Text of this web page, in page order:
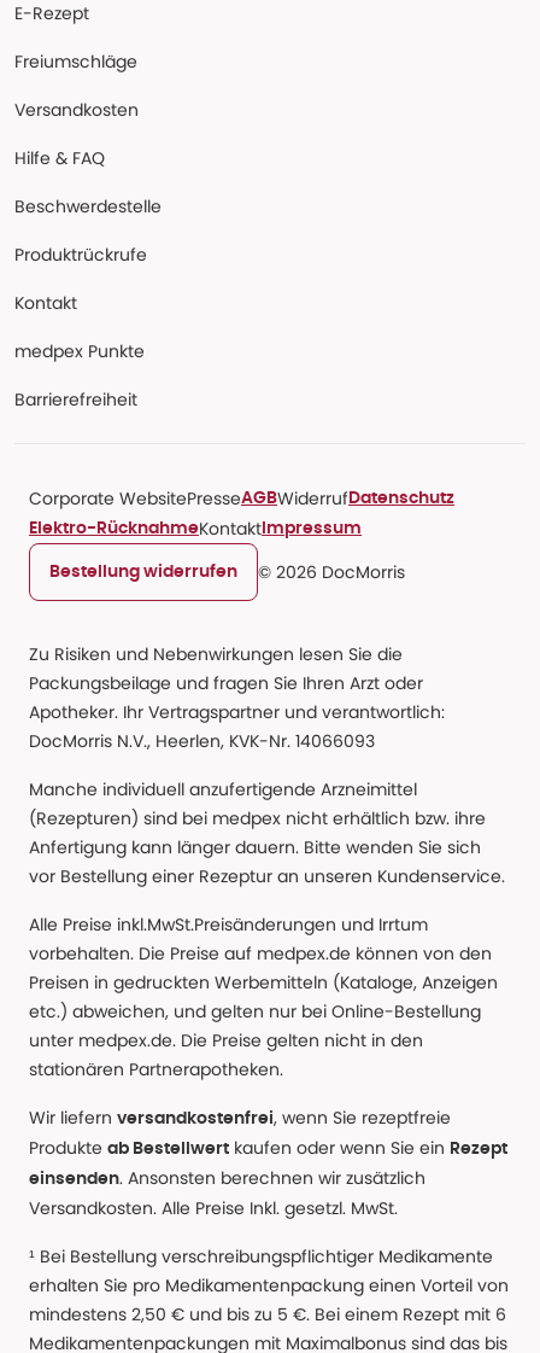
E-Rezept
Freiumschläge
Versandkosten
Hilfe & FAQ
Beschwerdestelle
Produktrückrufe
Kontakt
medpex Punkte
Barrierefreiheit
Corporate WebsitePresseAGBWiderruf Datenschutz
Elektro-RücknahmeKontakt Impressum
Bestellung widerrufen © 2026 DocMorris
Zu Risiken und Nebenwirkungen lesen Sie die
Packungsbeilage und fragen Sie Ihren Arzt oder
Apotheker. Ihr Vertragspartner und verantwortlich:
DocMorris N.V., Heerlen, KVK-Nr. 14066093
Manche individuell anzufertigende Arzneimittel
(Rezepturen) sind bei medpex nicht erhältlich bzw. ihre
Anfertigung kann länger dauern. Bitte wenden Sie sich
vor Bestellung einer Rezeptur an unseren Kundenservice.
Alle Preise inkl.MwSt.Preisänderungen und Irrtum
vorbehalten. Die Preise auf medpex.de können von den
Preisen in gedruckten Werbemitteln (Kataloge, Anzeigen
etc.) abweichen, und gelten nur bei Online-Bestellung
unter medpex.de. Die Preise gelten nicht in den
stationären Partnerapotheken.
Wir liefern versandkostenfrei, wenn Sie rezeptfreie
Produkte ab Bestellwert kaufen oder wenn Sie ein Rezept
einsenden. Ansonsten berechnen wir zusätzlich
Versandkosten. Alle Preise Inkl. gesetzl. MwSt.
¹ Bei Bestellung verschreibungspflichtiger Medikamente
erhalten Sie pro Medikamentenpackung einen Vorteil von
mindestens 2,50 € und bis zu 5 €. Bei einem Rezept mit 6
Medikamentenpackungen mit Maximalbonus sind das bis